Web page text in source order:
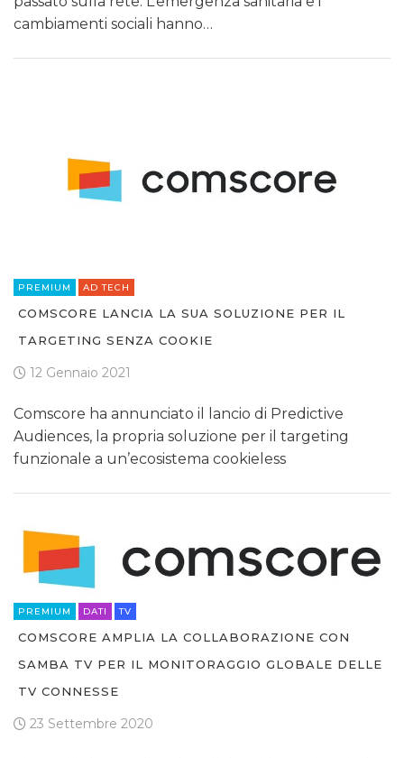
cambiamenti sociali hanno…
PREMIUM AD TECH
COMSCORE LANCIA LA SUA SOLUZIONE PER IL
TARGETING SENZA COOKIE
12 Gennaio 2021
Comscore ha annunciato il lancio di Predictive
Audiences, la propria soluzione per il targeting
funzionale a un’ecosistema cookieless
PREMIUM DATI TV
COMSCORE AMPLIA LA COLLABORAZIONE CON
SAMBA TV PER IL MONITORAGGIO GLOBALE DELLE
TV CONNESSE
23 Settembre 2020